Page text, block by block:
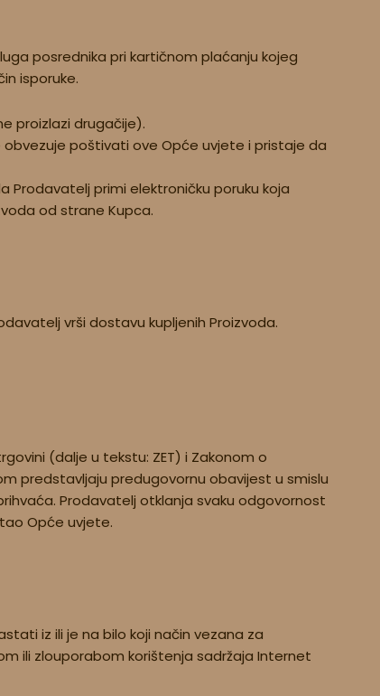
posrednika pri kartičnom plaćanju kojeg
isporuke.
proizlazi drugačije).
poštivati ove Opće uvjete i pristaje da
Prodavatelj primi elektroničku poruku koja
od strane Kupca.
vrši dostavu kupljenih Proizvoda.
(dalje u tekstu: ZET) i Zakonom o
predstavljaju predugovornu obavijest u smislu
Prodavatelj otklanja svaku odgovornost
Opće uvjete.
iz ili je na bilo koji način vezana za
ili zlouporabom korištenja sadržaja Internet